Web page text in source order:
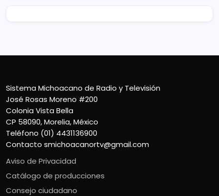
Sistema Michoacano de Radio y Televisión
José Rosas Moreno #200
Colonia Vista Bella
CP 58090, Morelia, México
Teléfono (01) 4431136900
Contacto smichoacanortv@gmail.com
Aviso de Privacidad
Catálogo de producciones
Consejo ciudadano